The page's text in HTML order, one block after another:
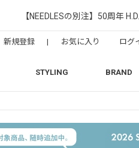
【NEEDLESの別注】50周年
STYLING BRAND
新規登録 | お気に入り ログ